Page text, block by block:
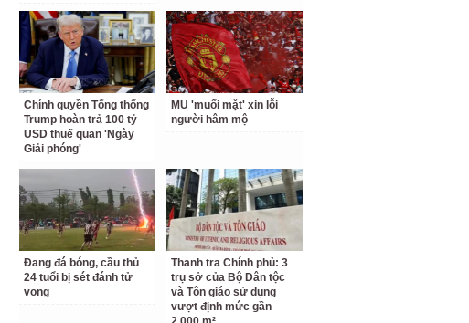
Chính quyền Tổng thống
Trump hoàn trả 100 tỷ
USD thuế quan 'Ngày
Giải phóng'
MU 'muối mặt' xin lỗi
người hâm mộ
Đang đá bóng, cầu thủ
24 tuổi bị sét đánh tử
vong
Thanh tra Chính phủ: 3
trụ sở của Bộ Dân tộc
và Tôn giáo sử dụng
vượt định mức gần